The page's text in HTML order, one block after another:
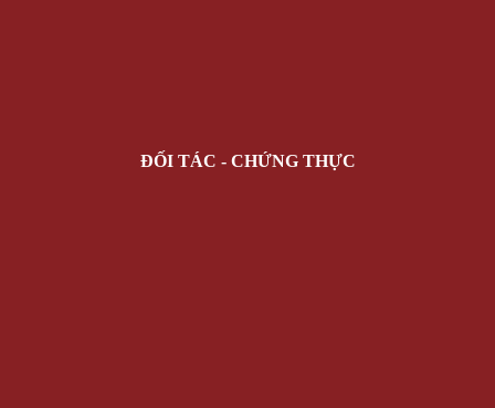
ĐỐI TÁC - CHỨNG THỰC